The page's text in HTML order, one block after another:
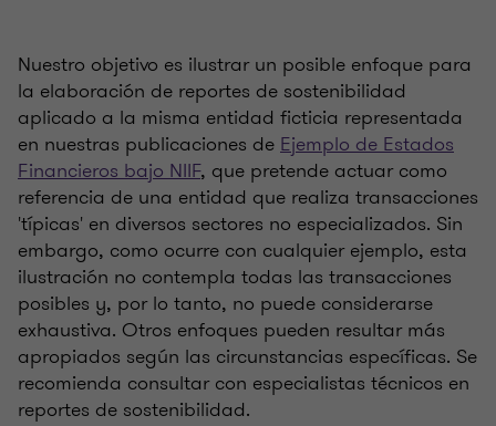
Nuestro objetivo es ilustrar un posible enfoque para
la elaboración de reportes de sostenibilidad
aplicado a la misma entidad ficticia representada
en nuestras publicaciones de Ejemplo de Estados
Financieros bajo NIIF, que pretende actuar como
referencia de una entidad que realiza transacciones
'típicas' en diversos sectores no especializados. Sin
embargo, como ocurre con cualquier ejemplo, esta
ilustración no contempla todas las transacciones
posibles y, por lo tanto, no puede considerarse
exhaustiva. Otros enfoques pueden resultar más
apropiados según las circunstancias específicas. Se
recomienda consultar con especialistas técnicos en
reportes de sostenibilidad.